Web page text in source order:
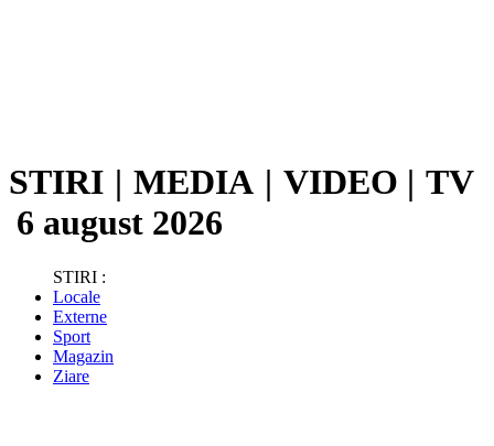
STIRI | MEDIA | VIDEO | TV
6 august 2026
STIRI :
Locale
Externe
Sport
Magazin
Ziare